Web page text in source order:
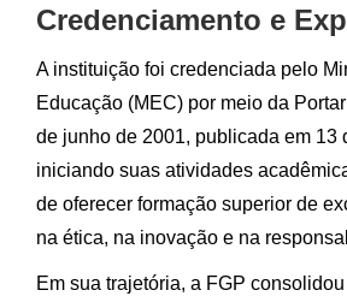
Credenciamento e
A instituição foi credenciada pelo
Educação (MEC) por meio da
de junho de 2001, publicada em 13
iniciando suas atividades
de oferecer formação superior de
na ética, na inovação e na
Em sua trajetória, a FGP